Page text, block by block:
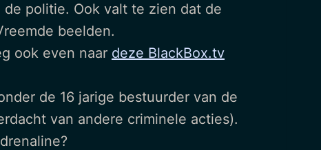
politie. Ook valt te zien dat de
beelden.
ook even naar deze BlackBox.tv
de 16 jarige bestuurder van de
van andere criminele acties).